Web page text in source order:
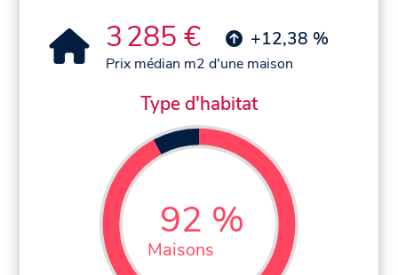
3 285 € +12,38 %
Prix médian m2 d'une maison
Type d'habitat
92 %
Maisons